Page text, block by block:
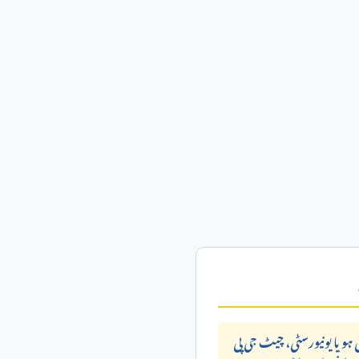
ہو یا یونیورسٹی، چیٹ جی پی